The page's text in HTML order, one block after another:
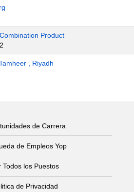
Product
, Riyadh
de Carrera
de Empleos Yop
Todos los Puestos
de Privacidad